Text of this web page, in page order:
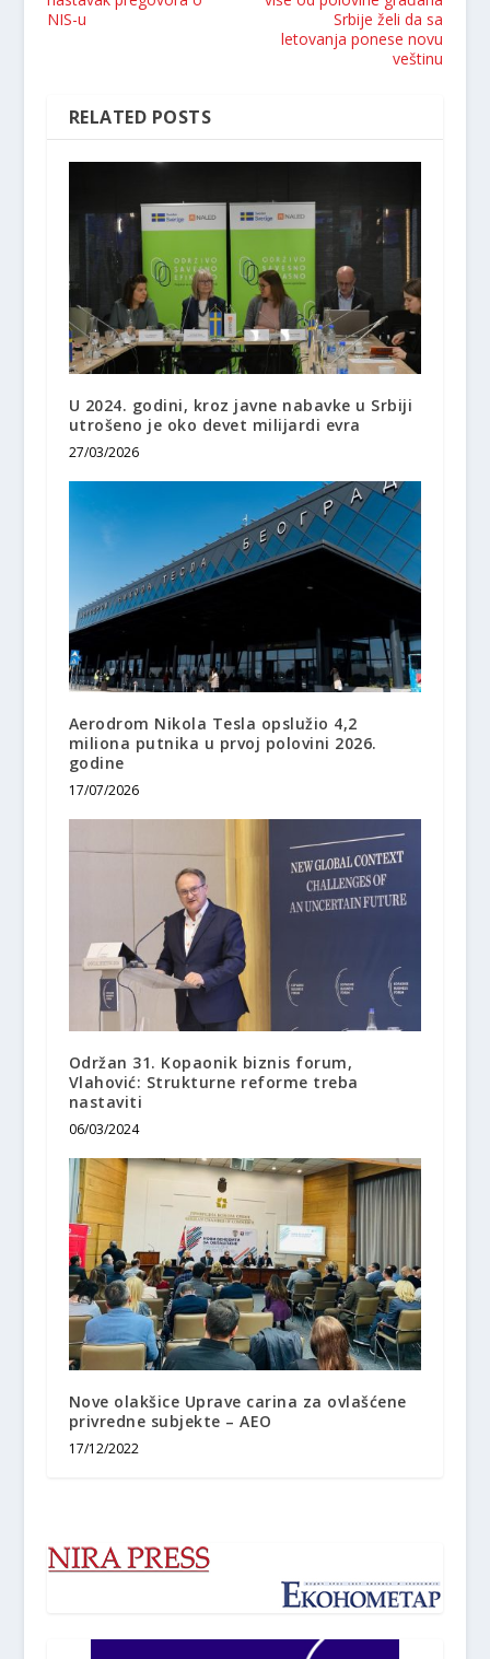
NIS-u
Srbije želi da sa
letovanja ponese novu
veštinu
RELATED POSTS
U 2024. godini, kroz javne nabavke u Srbiji
utrošeno je oko devet milijardi evra
27/03/2026
Aerodrom Nikola Tesla opslužio 4,2
miliona putnika u prvoj polovini 2026.
godine
17/07/2026
Održan 31. Kopaonik biznis forum,
Vlahović: Strukturne reforme treba
nastaviti
06/03/2024
Nove olakšice Uprave carina za ovlašćene
privredne subjekte – AEO
17/12/2022